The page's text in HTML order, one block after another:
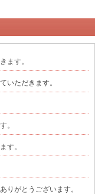
ます。
いただきます。
。
す。
りがとうございます。